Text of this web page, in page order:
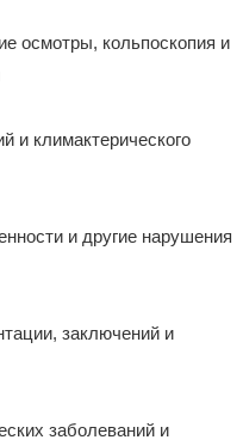
осмотры, кольпоскопия и
и климактерического
и другие нарушения
заключений и
заболеваний и